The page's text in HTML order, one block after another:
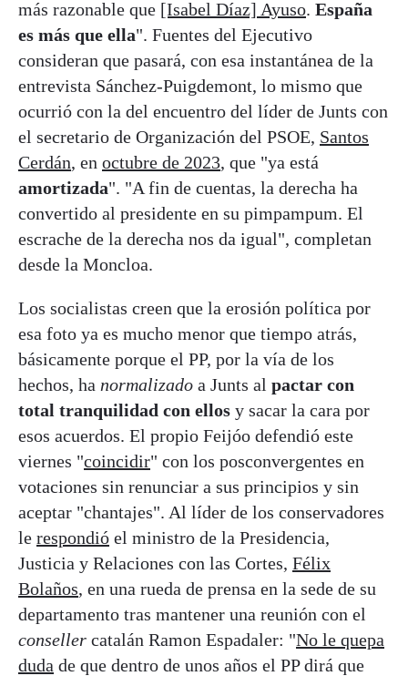
más razonable que [Isabel Díaz] Ayuso. España
es más que ella". Fuentes del Ejecutivo
consideran que pasará, con esa instantánea de la
entrevista Sánchez-Puigdemont, lo mismo que
ocurrió con la del encuentro del líder de Junts con
el secretario de Organización del PSOE, Santos
Cerdán, en octubre de 2023, que "ya está
amortizada". "A fin de cuentas, la derecha ha
convertido al presidente en su pimpampum. El
escrache de la derecha nos da igual", completan
desde la Moncloa.
Los socialistas creen que la erosión política por
esa foto ya es mucho menor que tiempo atrás,
básicamente porque el PP, por la vía de los
hechos, ha normalizado a Junts al pactar con
total tranquilidad con ellos y sacar la cara por
esos acuerdos. El propio Feijóo defendió este
viernes "coincidir" con los posconvergentes en
votaciones sin renunciar a sus principios y sin
aceptar "chantajes". Al líder de los conservadores
le respondió el ministro de la Presidencia,
Justicia y Relaciones con las Cortes, Félix
Bolaños, en una rueda de prensa en la sede de su
departamento tras mantener una reunión con el
conseller catalán Ramon Espadaler: "No le quepa
duda de que dentro de unos años el PP dirá que